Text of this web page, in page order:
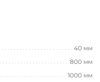
40 мм
800 мм
1000 мм